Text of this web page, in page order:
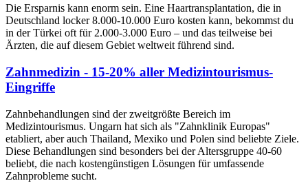
Die Ersparnis kann enorm sein. Eine Haartransplantation, die in
Deutschland locker 8.000-10.000 Euro kosten kann, bekommst du
in der Türkei oft für 2.000-3.000 Euro – und das teilweise bei
Ärzten, die auf diesem Gebiet weltweit führend sind.
Zahnmedizin - 15-20% aller Medizintourismus-
Eingriffe
Zahnbehandlungen sind der zweitgrößte Bereich im
Medizintourismus. Ungarn hat sich als "Zahnklinik Europas"
etabliert, aber auch Thailand, Mexiko und Polen sind beliebte Ziele.
Diese Behandlungen sind besonders bei der Altersgruppe 40-60
beliebt, die nach kostengünstigen Lösungen für umfassende
Zahnprobleme sucht.